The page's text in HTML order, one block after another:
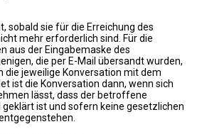
sobald sie für die Erreichung des
mehr erforderlich sind. Für die
aus der Eingabemaske des
die per E-Mail übersandt wurden,
die jeweilige Konversation mit dem
ist die Konversation dann, wenn sich
lässt, dass der betroffene
ist und sofern keine gesetzlichen